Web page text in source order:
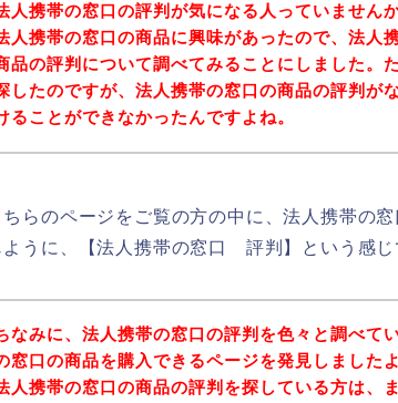
人携帯の窓口の評判が気になる人っていません
人携帯の窓口の商品に興味があったので、法人
品の評判について調べてみることにしました。
したのですが、法人携帯の窓口の商品の評判が
ることができなかったんですよね。
らのページをご覧の方の中に、法人携帯の
ように、【法人携帯の窓口 評判】という感
なみに、法人携帯の窓口の評判を色々と調べて
窓口の商品を購入できるページを発見しました
人携帯の窓口の商品の評判を探している方は、